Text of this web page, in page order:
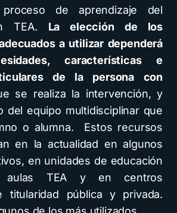
de aprendizaje del
TEA. La elección de los
a utilizar dependerá
características e
de la persona con
se realiza la intervención, y
del equipo multidisciplinar que
o alumna. Estos recursos
en la actualidad en algunos
en unidades de educación
aulas TEA y en centros
titularidad pública y privada.